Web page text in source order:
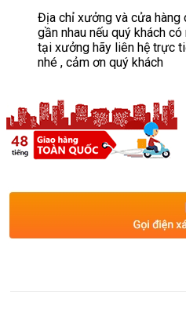
Địa chỉ xưởng và cửa hàng
gần nhau nếu quý khách
tại xưởng hãy liên hệ trực
nhé , cảm ơn quý khách